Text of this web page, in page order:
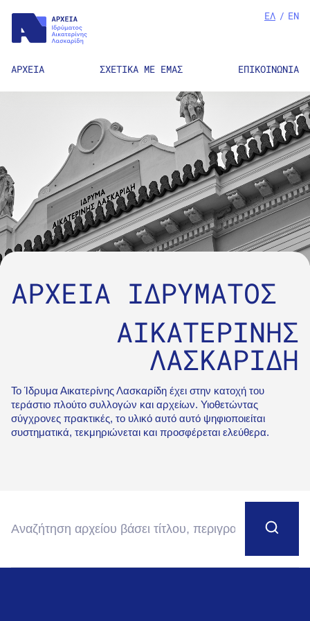
ΑΡΧΕΙΑ ΣΧΕΤΙΚΑ ΜΕ ΕΜΑΣ ΕΠΙΚΟΙΝΩΝΙΑ
ΕΛ / EN
Το Ίδρυμα Αικατερίνης Λασκαρίδη έχει στην κατοχή του
τεράστιο πλούτο συλλογών και αρχείων. Υιοθετώντας
σύγχρονες πρακτικές, το υλικό αυτό αυτό ψηφιοποιείται
συστηματικά, τεκμηριώνεται και προσφέρεται ελεύθερα.
ΑΡΧΕΙΑ ΙΔΡΥΜΑΤΟΣ
ΑΙΚΑΤΕΡΙΝΗΣ
ΛΑΣΚΑΡΙΔΗ